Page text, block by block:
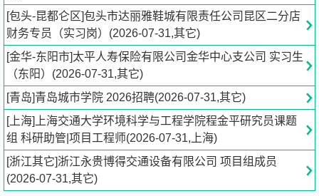
AVA是香港综合性咨询服务机构艾华迪集团（“AVISTA
Group”）的下属全资子公司，总部位于香港，并在上海、
北京设有分支机构。AVA致力于充分利用本土和海外工作网
络的完美结合，通过提供高品质的估值以及咨询服务帮助客
户寻求解决复杂商业难题的最优方案。
AVA的团队在估值及财务顾问相关领域具备丰富的项目经
验。AVA主要管理团队和项目成员背景相对多元化，分别来
自于国际知名的评估机构、咨询公司、投资银行及会计师事
务所，持有进行专业咨询工作的各类资质，如特许金融分析
师（CFA）、美国注册会计师（AICPA）、中国香港注册会
[包头-昆都仑区]包头市达丽雅鞋城有限责任公司昆区二分店
财务专员（实习岗）(2026-07-31,其它)
[金华-东阳市]太平人寿保险有限公司金华中心支公司 实习生
（东阳）(2026-07-31,其它)
[青岛]青岛城市学院 2026招聘(2026-07-31,其它)
[上海]上海交通大学环境科学与工程学院程金平研究员课题
组 科研助管|项目工程师(2026-07-31,上海)
[浙江其它]浙江永贵博得交通设备有限公司 项目组成员
(2026-07-31,其它)